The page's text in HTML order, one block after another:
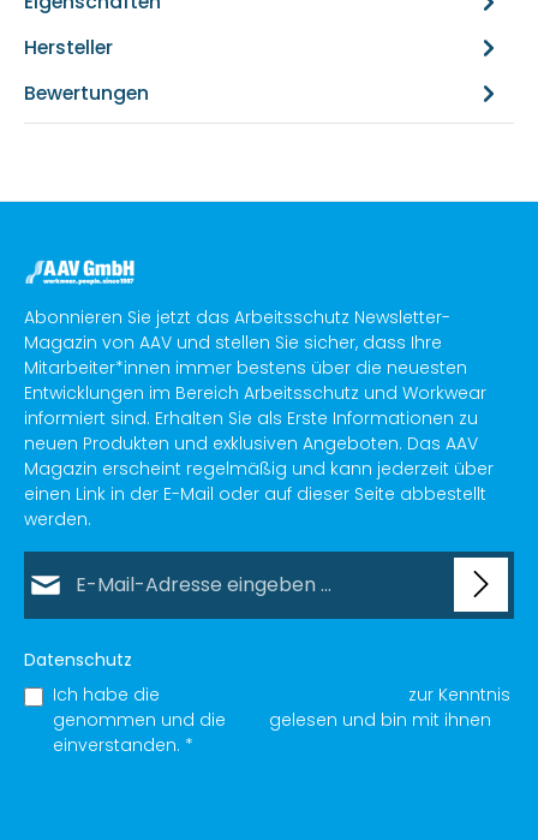
Hersteller
Bewertungen
Abonnieren Sie jetzt das Arbeitsschutz Newsletter-
Magazin von AAV und stellen Sie sicher, dass Ihre
Mitarbeiter*innen immer bestens über die neuesten
Entwicklungen im Bereich Arbeitsschutz und Workwear
informiert sind. Erhalten Sie als Erste Informationen zu
neuen Produkten und exklusiven Angeboten. Das AAV
Magazin erscheint regelmäßig und kann jederzeit über
einen Link in der E-Mail oder auf dieser Seite abbestellt
werden.
Datenschutz
Ich habe die
zur Kenntnis
genommen und die
gelesen und bin mit ihnen
einverstanden. *